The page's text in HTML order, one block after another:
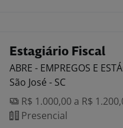
Estagiário Fiscal
ABRE - EMPREGOS E
São José - SC
R$ 1.000,00 a R$
Presencial